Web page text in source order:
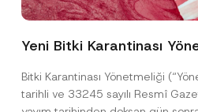
Yeni Bitki Karantinası
Bitki Karantinası Yönetmeliği
tarihli ve 33245 sayılı Resmî
Ad*